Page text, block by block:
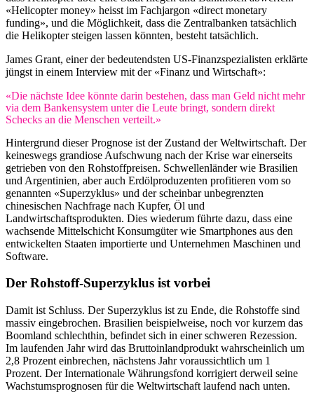
«Helicopter money» heisst im Fachjargon «direct monetary
funding», und die Möglichkeit, dass die Zentralbanken tatsächlich
die Helikopter steigen lassen könnten, besteht tatsächlich.
James Grant, einer der bedeutendsten US-Finanzspezialisten erklärte
jüngst in einem Interview mit der «Finanz und Wirtschaft»:
«Die nächste Idee könnte darin bestehen, dass man Geld nicht mehr
via dem Bankensystem unter die Leute bringt, sondern direkt
Schecks an die Menschen verteilt.»
Hintergrund dieser Prognose ist der Zustand der Weltwirtschaft. Der
keineswegs grandiose Aufschwung nach der Krise war einerseits
getrieben von den Rohstoffpreisen. Schwellenländer wie Brasilien
und Argentinien, aber auch Erdölproduzenten profitieren vom so
genannten «Superzyklus» und der scheinbar unbegrenzten
chinesischen Nachfrage nach Kupfer, Öl und
Landwirtschaftsprodukten. Dies wiederum führte dazu, dass eine
wachsende Mittelschicht Konsumgüter wie Smartphones aus den
entwickelten Staaten importierte und Unternehmen Maschinen und
Software.
Der Rohstoff-Superzyklus ist vorbei
Damit ist Schluss. Der Superzyklus ist zu Ende, die Rohstoffe sind
massiv eingebrochen. Brasilien beispielweise, noch vor kurzem das
Boomland schlechthin, befindet sich in einer schweren Rezession.
Im laufenden Jahr wird das Bruttoinlandprodukt wahrscheinlich um
2,8 Prozent einbrechen, nächstens Jahr voraussichtlich um 1
Prozent. Der Internationale Währungsfond korrigiert derweil seine
Wachstumsprognosen für die Weltwirtschaft laufend nach unten.